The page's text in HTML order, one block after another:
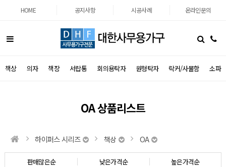
HOME 공지사항 시공사례 온라인문의
책상 의자 책장 서랍통 회의용탁자 원형탁자 락커/사물함 소파
OA 상품리스트
하이퍼스 시리즈 책상 OA
판매많은순 낮은가격순
높은가격순